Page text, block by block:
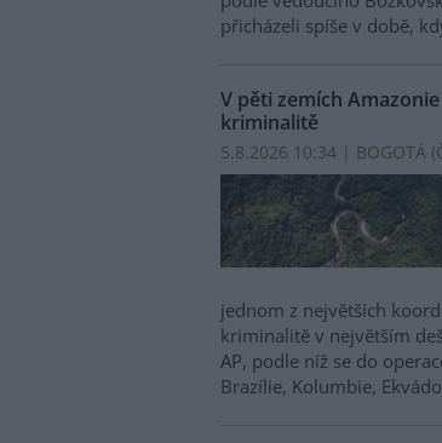
přicházeli spíše v době,
V pěti zemích
kriminalitě
5.8.2026 10:34 | BOGOTÁ (
jednom z největších
kriminalitě v největším
AP, podle níž se do
Brazílie, Kolumbie,